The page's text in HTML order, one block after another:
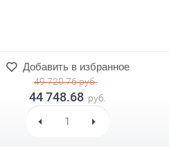
Добавить в избранное
49 720.76руб.
44 748.68 руб.